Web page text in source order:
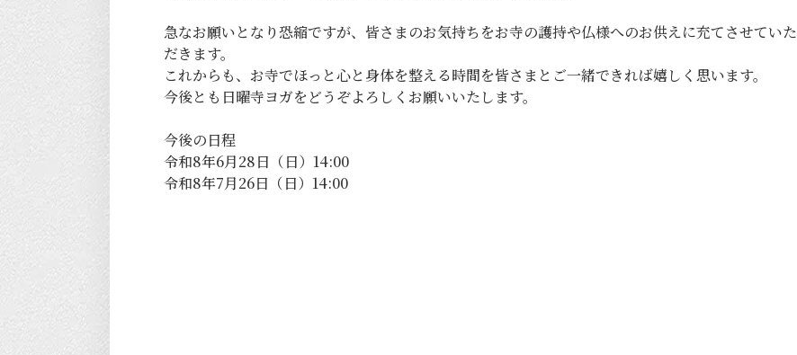
急なお願いとなり恐縮ですが、皆さまのお気持ちをお寺の護持や仏様へのお供えに充てさせていた
だきます。
これからも、お寺でほっと心と身体を整える時間を皆さまとご一緒できれば嬉しく思います。
今後とも日曜寺ヨガをどうぞよろしくお願いいたします。
今後の日程
令和8年6月28日（日）14:00
令和8年7月26日（日）14:00